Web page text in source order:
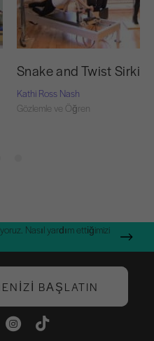
Snake and Twist Sirki
Kathi Ross Nash
Gözlemle ve Öğren
Nasıl yardım ettiğimizi
BAŞLATIN